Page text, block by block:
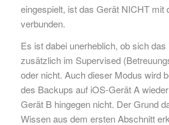
eingespielt, ist das Gerät NICHT
verbunden.
Es ist dabei unerheblich, ob sich
zusätzlich im Supervised
oder nicht. Auch dieser Modus wird
des Backups auf iOS-Gerät A
Gerät B hingegen nicht. Der Grund
Wissen aus dem ersten Abschnitt